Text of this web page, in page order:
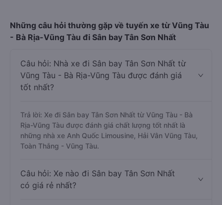
Những câu hỏi thường gặp về tuyến xe từ Vũng Tàu
- Bà Rịa-Vũng Tàu đi Sân bay Tân Sơn Nhất
Câu hỏi: Nhà xe đi Sân bay Tân Sơn Nhất từ
Vũng Tàu - Bà Rịa-Vũng Tàu được đánh giá
tốt nhất?
Trả lời: Xe đi Sân bay Tân Sơn Nhất từ Vũng Tàu - Bà
Rịa-Vũng Tàu được đánh giá chất lượng tốt nhất là
những nhà xe Anh Quốc Limousine, Hải Vân Vũng Tàu,
Toàn Thắng - Vũng Tàu.
Câu hỏi: Xe nào đi Sân bay Tân Sơn Nhất
có giá rẻ nhất?